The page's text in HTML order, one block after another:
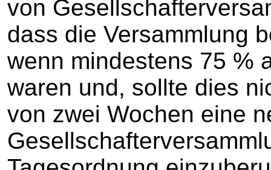
von
dass die Versammlung
wenn mindestens 75 %
waren und, sollte dies
von zwei Wochen eine